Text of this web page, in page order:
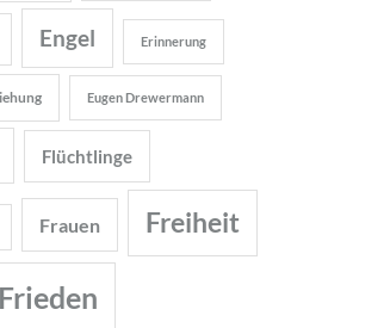
Engel Erinnerung
Eugen Drewermann
Flüchtlinge
Frauen Freiheit
Frieden